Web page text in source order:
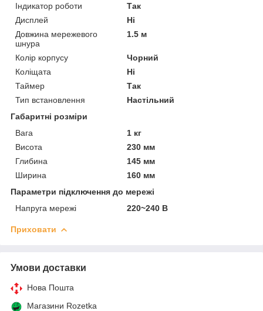
Індикатор роботи
Так
Дисплей
Ні
Довжина мережевого
шнура
1.5 м
Колір корпусу
Чорний
Коліщата
Ні
Таймер
Так
Тип встановлення
Настільний
Габаритні розміри
Вага
1 кг
Висота
230 мм
Глибина
145 мм
Ширина
160 мм
Параметри підключення до мережі
Напруга мережі
220~240 В
Приховати
Умови доставки
Нова Пошта
Магазини Rozetka